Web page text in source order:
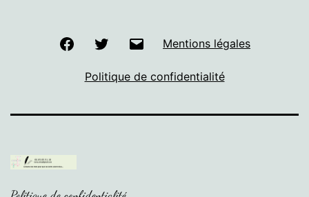
FacebookTwitter
mail
Mentions légales
Politique de confidentialité